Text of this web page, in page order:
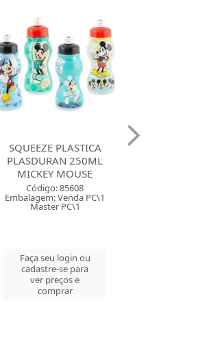
SQUEEZE PLASTICA
PLASDURAN 450ML
PRINCESAS
Código: 76111
Embalagem: Venda PC\1
Master PC\1
Faça seu login ou
cadastre-se para
ver preços e
comprar